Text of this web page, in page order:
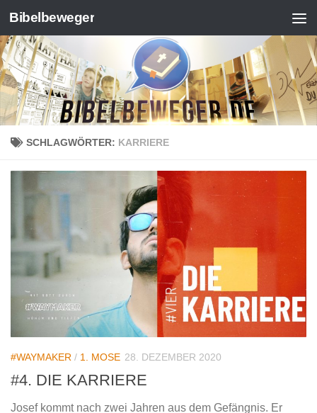
Zum Inhalt springen
Bibelbeweger
SCHLAGWÖRTER: KARRIERE
#WAYMAKER / 1. MOSE 28. DEZEMBER 2020
#4. DIE KARRIERE
Josef kommt nach zwei Jahren aus dem Gefängnis. Er